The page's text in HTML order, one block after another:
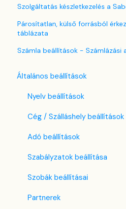
Szolgáltatás készletkezelés a
Párosítatlan, külső forrásból
táblázata
Számla beállítások - Számlázási
Általános beállítások
Nyelv beállítások
Cég / Szálláshely beállítások
Adó beállítások
Szabályzatok beállítása
Szobák beállításai
Partnerek